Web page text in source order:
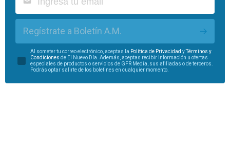
Regístrate a Boletín A.M.
Al someter tu correo electrónico, aceptas la Política de Privacidad yTérminos y
Condiciones de El Nuevo Día. Además, aceptas recibir información u ofertas
especiales de productos o servicios de GFR Media, sus afiliadas o de terceros.
Podrás optar salirte de los boletines en cualquier momento.